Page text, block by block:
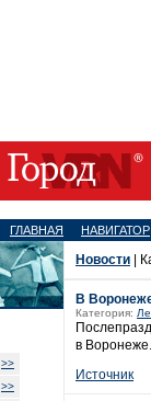
ГЛАВНАЯ НАВИГАТОР
>>
>>
Новости |
В
Категория:
в
Источник